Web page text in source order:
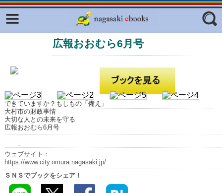
フリーワード
ジャンル
広報おおむら6月号
できていますか？もしもの「備え」
大村市の財政事情
大切な人との未来を守る
広報おおむら6月号
ウェブサイト：
https://www.city.omura.nagasaki.jp/
ＳＮＳでブックをシェア！
Facebook
ふくいろキラリプロジェクト
ラリー（TOKYO Brochures）
はじめてご利用される方へ
コンテンツ
広報誌ナビ
明治日本の産業革命遺産
長崎と天草地方の潜伏キリシタン
関連遺産